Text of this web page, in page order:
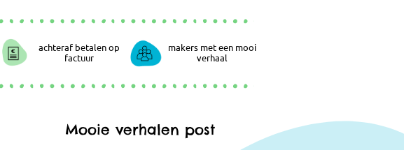
achteraf betalen op
factuur
makers met een mooi
verhaal
Mooie verhalen post